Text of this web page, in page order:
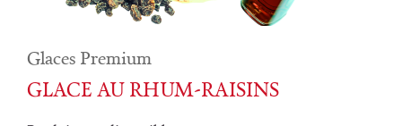
Glaces Premium
GLACE AU RHUM-RAISINS